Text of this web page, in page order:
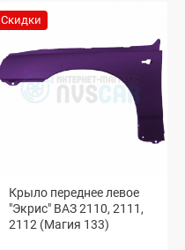
Скидки
Крыло переднее левое
"Экрис" ВАЗ 2110, 2111,
2112 (Магия 133)